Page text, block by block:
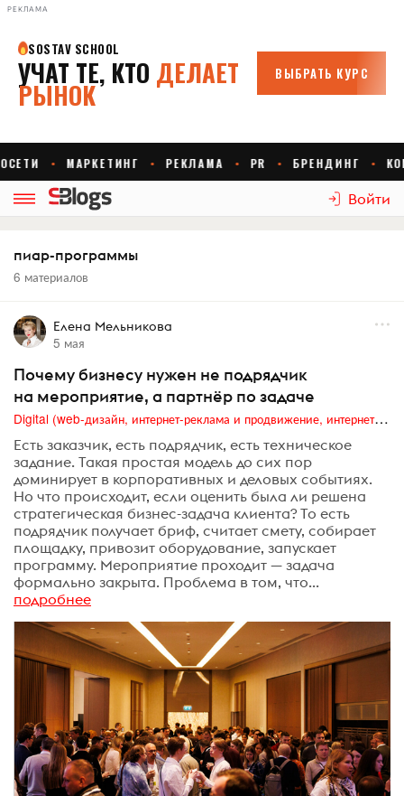
РЕКЛАМА
Войти
пиар-программы
6 материалов
Елена Мельникова
5 мая
Почему бизнесу нужен не подрядчик
на мероприятие, а партнёр по задаче
Digital (web-дизайн, интернет-реклама и продвижение, интернет-сообщества и блоги, интернет-коммуникации, мобильный маркетинг, реклама на цифровых экранах)
Есть заказчик, есть подрядчик, есть техническое
задание. Такая простая модель до сих пор
доминирует в корпоративных и деловых событиях.
Но что происходит, если оценить была ли решена
стратегическая бизнес-задача клиента? То есть
подрядчик получает бриф, считает смету, собирает
площадку, привозит оборудование, запускает
программу. Мероприятие проходит — задача
формально закрыта. Проблема в том, что...
подробнее